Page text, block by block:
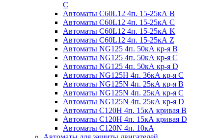
С
Автоматы C60L12 4п. 15-25кА B
Автоматы C60L12 4п. 15-25кА C
Автоматы C60L12 4п. 15-25кА K
Автоматы C60L12 4п. 15-25кА Z
Автоматы NG125 4п. 50кА кр-я B
Автоматы NG125 4п. 50кА кр-я C
Автоматы NG125 4п. 50кА кр-я D
Автоматы NG125H 4п. 36кА кр-я C
Автоматы NG125N 4п. 25кА кр-я B
Автоматы NG125N 4п. 25кА кр-я C
Автоматы NG125N 4п. 25кА кр-я D
Автоматы С120H 4п. 15кА кривая B
Автоматы С120H 4п. 15кА кривая D
Автоматы С120N 4п. 10кА